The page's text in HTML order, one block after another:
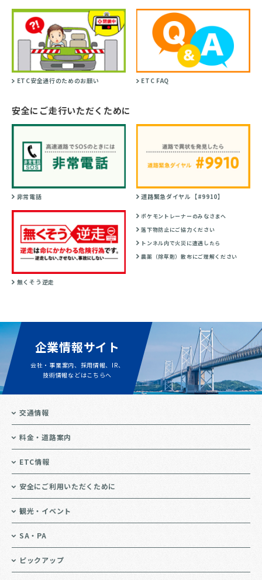
ETC安全通行のためのお願い ETC FAQ
安全にご走行いただくために
非常電話 道路緊急ダイヤル【#9910】
無くそう逆走
ポケモントレーナーのみなさまへ
落下物防止にご協力ください
トンネル内で火災に遭遇したら
農薬（除草剤）散布にご理解ください
企業情報サイト
会社・事業案内、採用情報、IR、
技術情報などはこちらへ
交通情報
料金・道路案内
ETC情報
安全にご利用いただくために
観光・イベント
SA・PA
ピックアップ